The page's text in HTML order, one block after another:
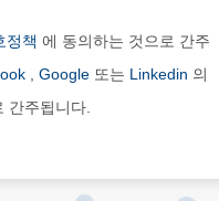
정책 에 동의하는 것으로 간주
Google 또는 Linkedin 의
간주됩니다.